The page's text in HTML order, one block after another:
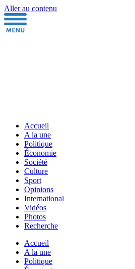
Aller au contenu
Accueil
A la une
Politique
Économie
Société
Culture
Sport
Opinions
International
Vidéos
Photos
Recherche
Accueil
A la une
Politique